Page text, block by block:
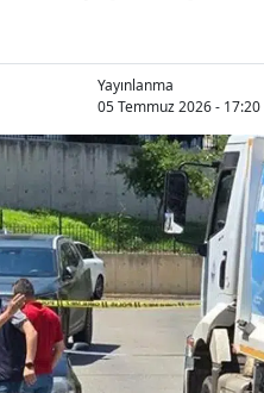
Yayınlanma
05 Temmuz 2026 - 17:20